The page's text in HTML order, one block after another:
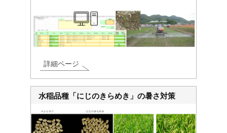
詳細ページ
水稲品種「にじのきらめき」の暑さ対策